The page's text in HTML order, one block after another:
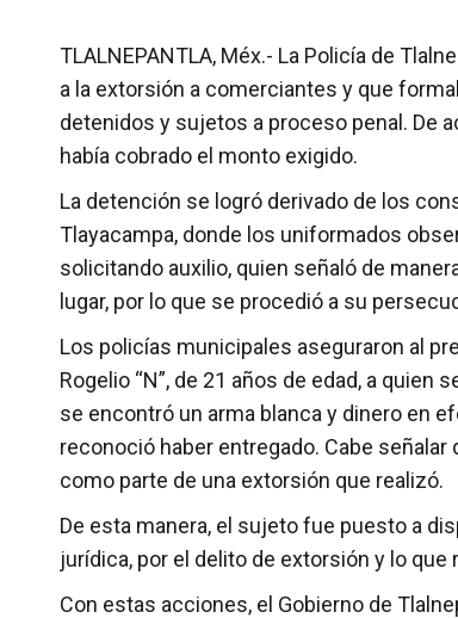
TLALNEPANTLA, Méx.- La Policía de
a la extorsión a comerciantes y que
detenidos y sujetos a proceso penal. De
había cobrado el monto exigido.
La detención se logró derivado de los
Tlayacampa, donde los uniformados
solicitando auxilio, quien señaló de
lugar, por lo que se procedió a su
Los policías municipales aseguraron al
Rogelio “N”, de 21 años de edad, a
se encontró un arma blanca y dinero en
reconoció haber entregado. Cabe
como parte de una extorsión que realizó.
De esta manera, el sujeto fue puesto a
jurídica, por el delito de extorsión y lo que
Con estas acciones, el Gobierno de